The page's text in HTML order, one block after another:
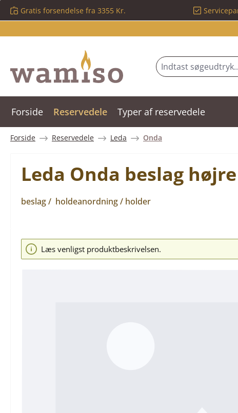
til hovedindhold
Spring til søgning
Gå til hovednavigation
Gratis forsendelse fra 3355 Kr.
Forside Reservedele Typer af reservedele
Forside Reservedele Leda Onda
Leda Onda beslag
beslag / holdeanordning / holder
Spring over billedgalleri
Læs venligst produktbeskrivelsen.